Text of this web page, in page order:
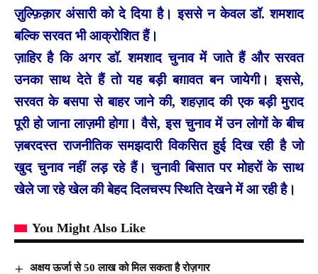
ज़ुल्फ़िक़ार अंसारी को दे दिया है। इससे न केवल डॉ. शमशाद
बल्कि सरवत भी आक्रोशित हैं।
ज़ाहिर है कि अगर डॉ. शमशाद चुनाव में जाते हैं और सरवत
उनका साथ देते हैं तो यह बड़ी बग़ावत बन जायेगी। इससे,
सरवत के बसपा से बाहर जाने की, शहज़ाद की एक बड़ी मुराद
पूरी हो जाना लाज़मी होगा। वैसे, इस चुनाव में उन लोगों के बीच
ज़बरदस्त राजनीतिक समझदारी विकसित हुई दिख रही है जो
खुद चुनाव नहीं लड़ रहे हैं। चुनावी बिसात पर मोहरों के साथ
खेले जा रहे खेल की बेहद दिलचस्प स्थिति देखने में आ रही है।
You Might Also Like
अक्षय ऊर्जा से 50 लाख को मिल सकता है रोज़गार